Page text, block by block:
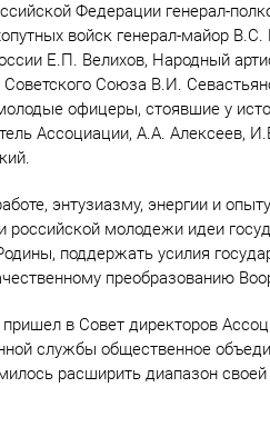
Федерации генерал-
войск генерал-майор
Е.П. Велихов, Народный
Союза В.И.
офицеры, стоявшие у
Ассоциации, А.А.
энтузиазму, энергии и
российской молодежи идеи
поддержать усилия
преобразованию
в Совет директоров
службы общественное
расширить диапазон